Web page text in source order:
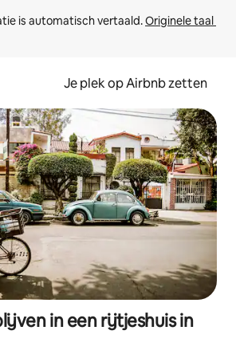
is automatisch vertaald. Originele taal
Je plek op Airbnb zetten
in een rijtjeshuis in